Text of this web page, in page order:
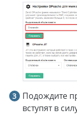
Подождите
вступят в